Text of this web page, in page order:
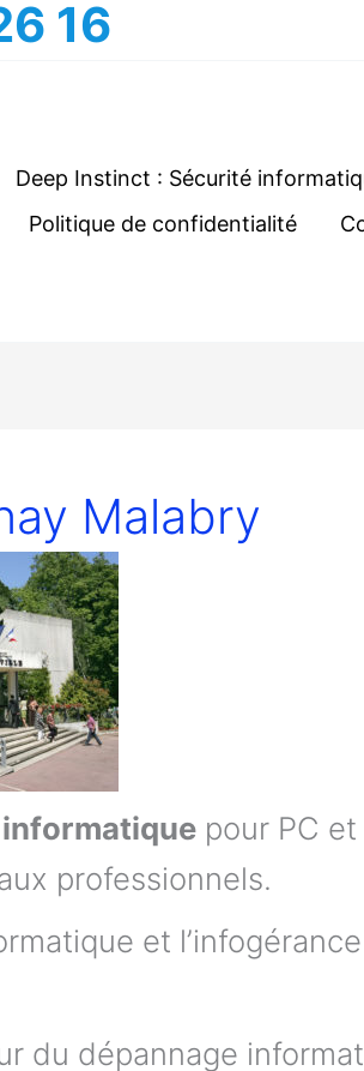
16
Deep Instinct : Sécurité
Politique de confidentialité
Malabry
pour PC et
professionnels.
et
du dépannage